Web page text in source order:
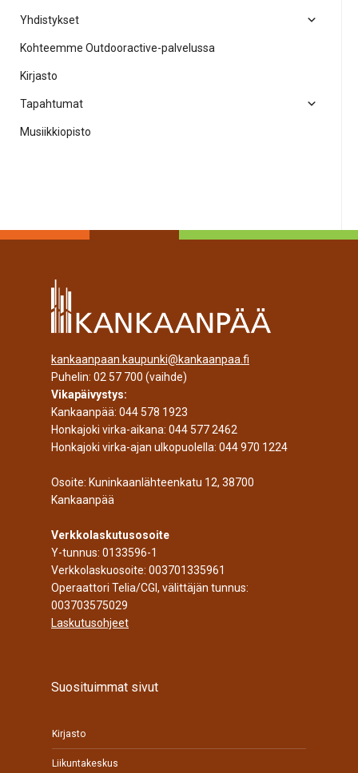
Yhdistykset
Kohteemme Outdooractive-palvelussa
Kirjasto
Tapahtumat
Musiikkiopisto
kankaanpaan.kaupunki@kankaanpaa.fi
Puhelin: 02 57 700 (vaihde)
Vikapäivystys:
Kankaanpää: 044 578 1923
Honkajoki virka-aikana: 044 577 2462
Honkajoki virka-ajan ulkopuolella: 044 970 1224
Osoite: Kuninkaanlähteenkatu 12, 38700
Kankaanpää
Verkkolaskutusosoite
Y-tunnus: 0133596-1
Verkkolaskuosoite: 003701335961
Operaattori Telia/CGI, välittäjän tunnus:
003703575029
Laskutusohjeet
Suosituimmat sivut
Kirjasto
Liikuntakeskus